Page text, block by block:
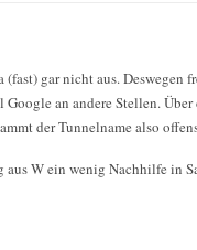
gar nicht aus. Deswegen
an andere Stellen.
der Tunnelname also
aus W ein wenig Nachhilfe in